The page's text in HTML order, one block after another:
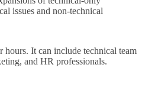
issues and non-technical
hours. It can include technical team
and HR professionals.